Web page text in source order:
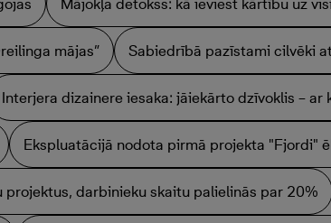
Mājokļa detokss: kā ieviest kārtību uz
mājas” Sabiedrībā pazīstami cilvēki
Interjera dizainere iesaka: jāiekārto dzīvoklis – ar
Ekspluatācijā nodota pirmā projekta "Fjordi"
darbinieku skaitu palielinās par 20%